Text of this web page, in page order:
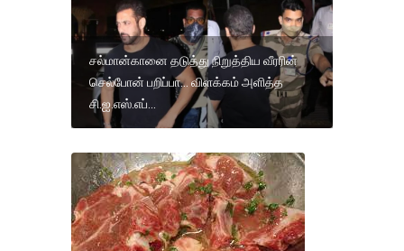
சல்மான்கானை தடுத்து நிறுத்திய வீரரின்
செல்போன் பறிப்பா... விளக்கம் அளித்த
சி.ஐ.எஸ்.எப்...